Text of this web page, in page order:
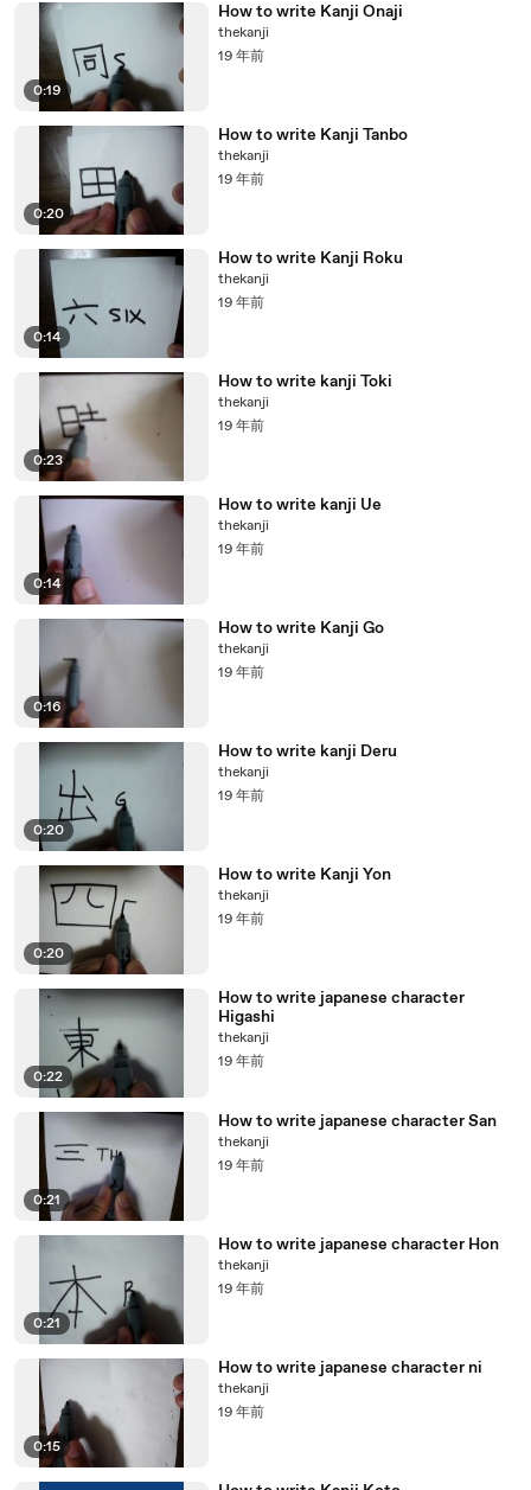
0:19
How to write Kanji Onaji
thekanji
19 年前
0:20
How to write Kanji Tanbo
thekanji
19 年前
0:14
How to write Kanji Roku
thekanji
19 年前
0:23
How to write kanji Toki
thekanji
19 年前
0:14
How to write kanji Ue
thekanji
19 年前
0:16
How to write Kanji Go
thekanji
19 年前
0:20
How to write kanji Deru
thekanji
19 年前
0:20
How to write Kanji Yon
thekanji
19 年前
0:22
How to write japanese character
Higashi
thekanji
19 年前
0:21
How to write japanese character San
thekanji
19 年前
0:21
How to write japanese character Hon
thekanji
19 年前
0:15
How to write japanese character ni
thekanji
19 年前